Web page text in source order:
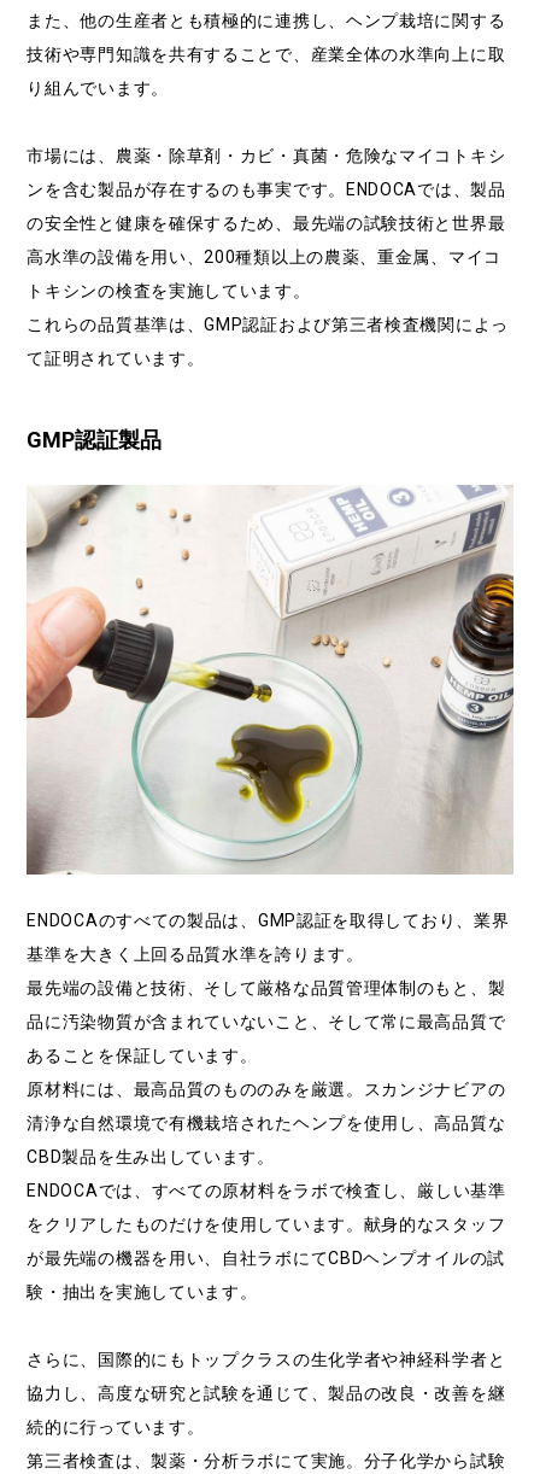
また、他の生産者とも積極的に連携し、ヘンプ栽培に関する
技術や専門知識を共有することで、産業全体の水準向上に取
り組んでいます。
市場には、農薬・除草剤・カビ・真菌・危険なマイコトキシ
ンを含む製品が存在するのも事実です。ENDOCAでは、製品
の安全性と健康を確保するため、最先端の試験技術と世界最
高水準の設備を用い、200種類以上の農薬、重金属、マイコ
トキシンの検査を実施しています。
これらの品質基準は、GMP認証および第三者検査機関によっ
て証明されています。
GMP認証製品
ENDOCAのすべての製品は、GMP認証を取得しており、業界
基準を大きく上回る品質水準を誇ります。
最先端の設備と技術、そして厳格な品質管理体制のもと、製
品に汚染物質が含まれていないこと、そして常に最高品質で
あることを保証しています。
原材料には、最高品質のもののみを厳選。スカンジナビアの
清浄な自然環境で有機栽培されたヘンプを使用し、高品質な
CBD製品を生み出しています。
ENDOCAでは、すべての原材料をラボで検査し、厳しい基準
をクリアしたものだけを使用しています。献身的なスタッフ
が最先端の機器を用い、自社ラボにてCBDヘンプオイルの試
験・抽出を実施しています。
さらに、国際的にもトップクラスの生化学者や神経科学者と
協力し、高度な研究と試験を通じて、製品の改良・改善を継
続的に行っています。
第三者検査は、製薬・分析ラボにて実施。分子化学から試験